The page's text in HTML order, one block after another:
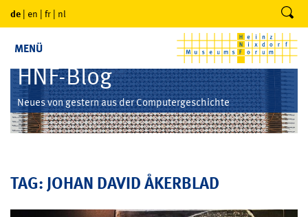
de | en | fr | nl
MENÜ
HNF-Blog
Neues von gestern aus der Computergeschichte
TAG: JOHAN DAVID ÅKERBLAD